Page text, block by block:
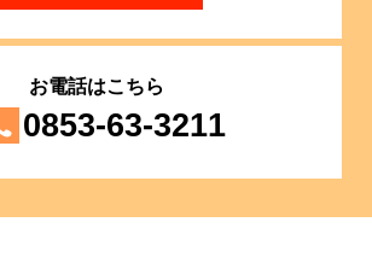
お電話はこちら
0853-63-3211